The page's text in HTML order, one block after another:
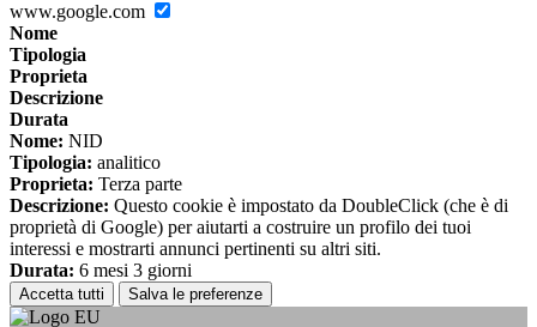
www.google.com
Nome
Tipologia
Proprieta
Descrizione
Durata
Nome: NID
Tipologia: analitico
Proprieta: Terza parte
Descrizione: Questo cookie è impostato da DoubleClick (che è di
proprietà di Google) per aiutarti a costruire un profilo dei tuoi
interessi e mostrarti annunci pertinenti su altri siti.
Durata: 6 mesi 3 giorni
Accetta tutti Salva le preferenze